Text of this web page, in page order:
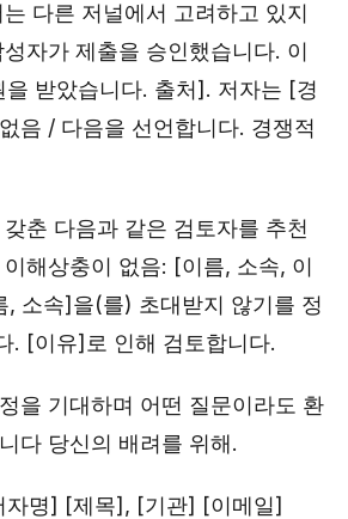
다른 저널에서 고려하고 있지
자가 제출을 승인했습니다. 이
받았습니다. 출처]. 저자는 [경
음 / 다음을 선언합니다. 경쟁적
춘 다음과 같은 검토자를 추천
해상충이 없음: [이름, 소속, 이
소속]을(를) 초대받지 않기를 정
. [이유]로 인해 검토합니다.
을 기대하며 어떤 질문이라도 환
다 당신의 배려를 위해.
자명] [제목], [기관] [이메일]